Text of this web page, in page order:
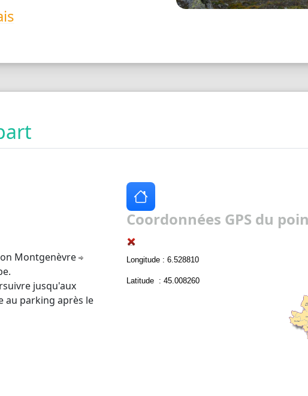
Montgenèvre
jusqu'aux
au parking après le
Coordonnées GPS du
Longitude : 6.528810
Latitude : 45.008260